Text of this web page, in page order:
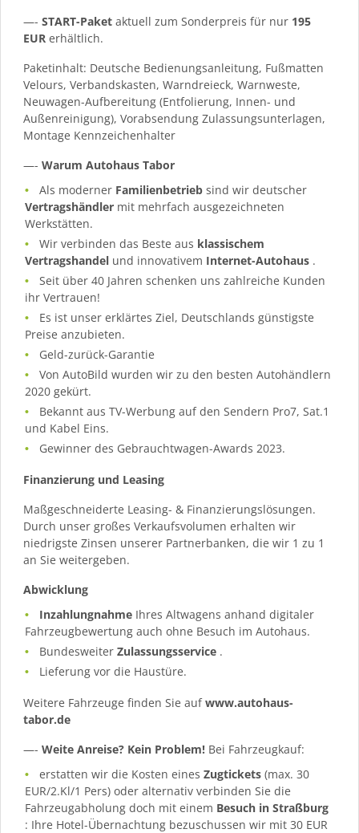
—- START-Paket aktuell zum Sonderpreis für nur 195
EUR erhältlich.
Paketinhalt: Deutsche Bedienungsanleitung, Fußmatten
Velours, Verbandskasten, Warndreieck, Warnweste,
Neuwagen-Aufbereitung (Entfolierung, Innen- und
Außenreinigung), Vorabsendung Zulassungsunterlagen,
Montage Kennzeichenhalter
—- Warum Autohaus Tabor
Als moderner Familienbetrieb sind wir deutscher
Vertragshändler mit mehrfach ausgezeichneten
Werkstätten.
Wir verbinden das Beste aus klassischem
Vertragshandel und innovativem Internet-Autohaus .
Seit über 40 Jahren schenken uns zahlreiche Kunden
ihr Vertrauen!
Es ist unser erklärtes Ziel, Deutschlands günstigste
Preise anzubieten.
Geld-zurück-Garantie
Von AutoBild wurden wir zu den besten Autohändlern
2020 gekürt.
Bekannt aus TV-Werbung auf den Sendern Pro7, Sat.1
und Kabel Eins.
Gewinner des Gebrauchtwagen-Awards 2023.
Finanzierung und Leasing
Maßgeschneiderte Leasing- & Finanzierungslösungen.
Durch unser großes Verkaufsvolumen erhalten wir
niedrigste Zinsen unserer Partnerbanken, die wir 1 zu 1
an Sie weitergeben.
Abwicklung
Inzahlungnahme Ihres Altwagens anhand digitaler
Fahrzeugbewertung auch ohne Besuch im Autohaus.
BundesweiterZulassungsservice .
Lieferung vor die Haustüre.
Weitere Fahrzeuge finden Sie aufwww.autohaus-
tabor.de
—- Weite Anreise? Kein Problem! Bei Fahrzeugkauf:
erstatten wir die Kosten einesZugtickets(max. 30
EUR/2.Kl/1 Pers) oder alternativ verbinden Sie die
Fahrzeugabholung doch mit einem Besuch in Straßburg
: Ihre Hotel-Übernachtung bezuschussen wir mit 30 EUR